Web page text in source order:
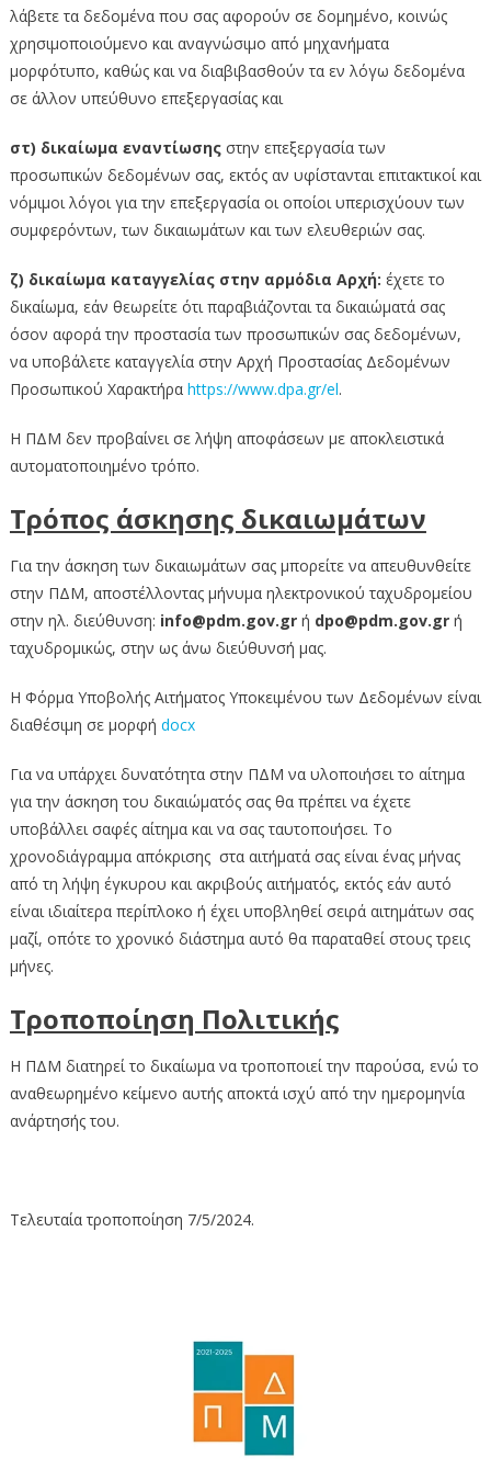
λάβετε τα δεδομένα που σας αφορούν σε δομημένο, κοινώς
χρησιμοποιούμενο και αναγνώσιμο από μηχανήματα
μορφότυπο, καθώς και να διαβιβασθούν τα εν λόγω δεδομένα
σε άλλον υπεύθυνο επεξεργασίας και
στ) δικαίωμα εναντίωσηςστην επεξεργασία των
προσωπικών δεδομένων σας, εκτός αν υφίστανται επιτακτικοί και
νόμιμοι λόγοι για την επεξεργασία οι οποίοι υπερισχύουν των
συμφερόντων, των δικαιωμάτων και των ελευθεριών σας.
ζ) δικαίωμα καταγγελίας στην αρμόδια Αρχή: έχετε το
δικαίωμα, εάν θεωρείτε ότι παραβιάζονται τα δικαιώματά σας
όσον αφορά την προστασία των προσωπικών σας δεδομένων,
να υποβάλετε καταγγελία στην Αρχή Προστασίας Δεδομένων
Προσωπικού Χαρακτήρα https://www.dpa.gr/el.
Η ΠΔΜ δεν προβαίνει σε λήψη αποφάσεων με αποκλειστικά
αυτοματοποιημένο τρόπο.
Τρόπος άσκησης δικαιωμάτων
Για την άσκηση των δικαιωμάτων σας μπορείτε να απευθυνθείτε
στην ΠΔΜ, αποστέλλοντας μήνυμα ηλεκτρονικού ταχυδρομείου
στην ηλ. διεύθυνση: info@pdm.gov.grή dpo@pdm.gov.grή
ταχυδρομικώς, στην ως άνω διεύθυνσή μας.
Η Φόρμα Υποβολής Αιτήματος Υποκειμένου των Δεδομένων είναι
διαθέσιμη σε μορφή docx
Για να υπάρχει δυνατότητα στην ΠΔΜ να υλοποιήσει το αίτημα
για την άσκηση του δικαιώματός σας θα πρέπει να έχετε
υποβάλλει σαφές αίτημα και να σας ταυτοποιήσει. Το
χρονοδιάγραμμα απόκρισης στα αιτήματά σας είναι ένας μήνας
από τη λήψη έγκυρου και ακριβούς αιτήματός, εκτός εάν αυτό
είναι ιδιαίτερα περίπλοκο ή έχει υποβληθεί σειρά αιτημάτων σας
μαζί, οπότε το χρονικό διάστημα αυτό θα παραταθεί στους τρεις
μήνες.
Τροποποίηση Πολιτικής
Η ΠΔΜ διατηρεί το δικαίωμα να τροποποιεί την παρούσα, ενώ το
αναθεωρημένο κείμενο αυτής αποκτά ισχύ από την ημερομηνία
ανάρτησής του.
Τελευταία τροποποίηση 7/5/2024.